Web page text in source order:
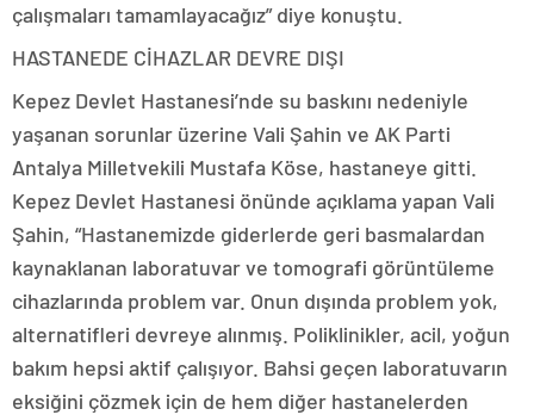
çalışmaları tamamlayacağız” diye konuştu.
HASTANEDE CİHAZLAR DEVRE DIŞI
Kepez Devlet Hastanesi’nde su baskını nedeniyle
yaşanan sorunlar üzerine Vali Şahin ve AK Parti
Antalya Milletvekili Mustafa Köse, hastaneye gitti.
Kepez Devlet Hastanesi önünde açıklama yapan Vali
Şahin, “Hastanemizde giderlerde geri basmalardan
kaynaklanan laboratuvar ve tomografi görüntüleme
cihazlarında problem var. Onun dışında problem yok,
alternatifleri devreye alınmış. Poliklinikler, acil, yoğun
bakım hepsi aktif çalışıyor. Bahsi geçen laboratuvarın
eksiğini çözmek için de hem diğer hastanelerden